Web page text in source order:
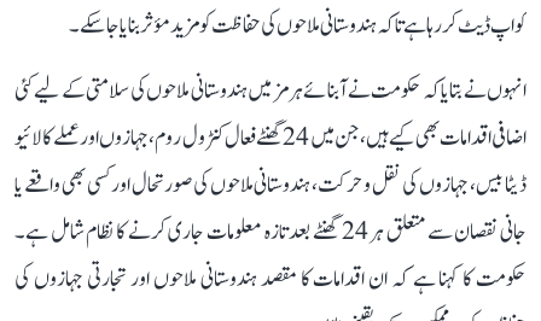
کو اپ ڈیٹ کر رہا ہے تاکہ ہندوستانی ملاحوں کی حفاظت کو مزید مؤثر بنایا جا سکے۔
انہوں نے بتایا کہ حکومت نے آبنائے ہرمز میں ہندوستانی ملاحوں کی سلامتی کے لیے کئی
اضافی اقدامات بھی کیے ہیں، جن میں 24 گھنٹے فعال کنٹرول روم، جہازوں اور عملے کا لائیو
ڈیٹا بیس، جہازوں کی نقل و حرکت، ہندوستانی ملاحوں کی صورتحال اور کسی بھی واقعے یا
جانی نقصان سے متعلق ہر 24 گھنٹے بعد تازہ معلومات جاری کرنے کا نظام شامل ہے۔
حکومت کا کہنا ہے کہ ان اقدامات کا مقصد ہندوستانی ملاحوں اور تجارتی جہازوں کی